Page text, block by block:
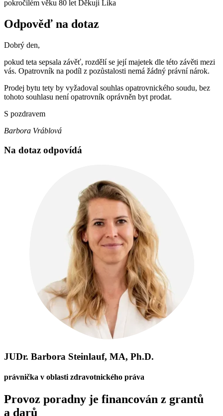
pokročilém věku 80 let Děkuji Lika
Odpověď na dotaz
Dobrý den,
pokud teta sepsala závěť, rozdělí se její majetek dle této závěti mezi
vás. Opatrovník na podíl z pozůstalosti nemá žádný právní nárok.
Prodej bytu tety by vyžadoval souhlas opatrovnického soudu, bez
tohoto souhlasu není opatrovník oprávněn byt prodat.
S pozdravem
Barbora Vráblová
Na dotaz odpovídá
JUDr. Barbora Steinlauf, MA, Ph.D.
právnička v oblasti zdravotnického práva
Provoz poradny je financován z grantů
a darů